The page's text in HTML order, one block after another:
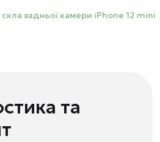
скла задньої камери iPhone 12 mini
та